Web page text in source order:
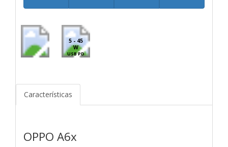
5 - 45
W
USB PD
Características
OPPO A6x